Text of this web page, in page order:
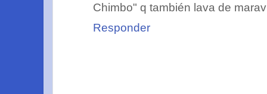
Chimbo" q también lava de
Responder